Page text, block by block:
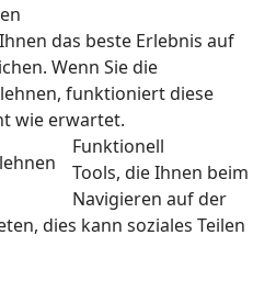
das beste Erlebnis auf
Wenn Sie die
funktioniert diese
wie erwartet.
Funktionell
Tools, die Ihnen beim
Navigieren auf der
dies kann soziales Teilen